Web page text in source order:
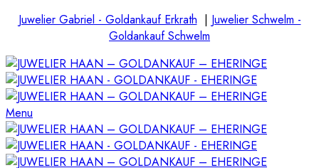
Juwelier Gabriel - Goldankauf Erkrath | Juwelier Schwelm -
Goldankauf Schwelm
Menu